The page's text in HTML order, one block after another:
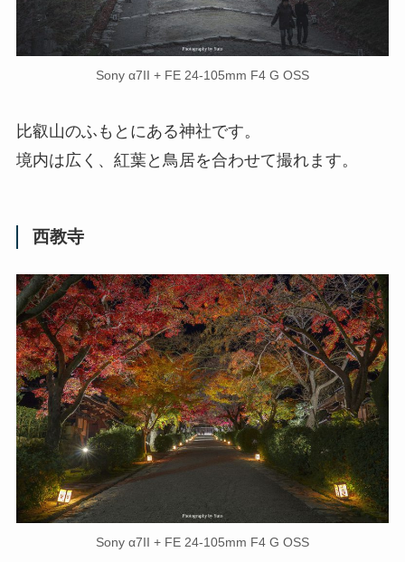
Sony α7II + FE 24-105mm F4 G OSS
比叡山のふもとにある神社です。
境内は広く、紅葉と鳥居を合わせて撮れます。
西教寺
Sony α7II + FE 24-105mm F4 G OSS